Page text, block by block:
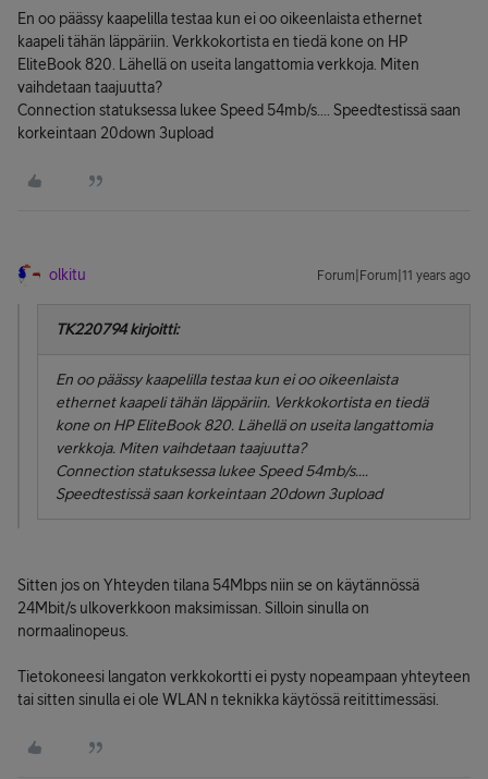
En oo päässy kaapelilla testaa kun ei oo oikeenlaista ethernet
kaapeli tähän läppäriin. Verkkokortista en tiedä kone on HP
EliteBook 820. Lähellä on useita langattomia verkkoja. Miten
vaihdetaan taajuutta?
Connection statuksessa lukee Speed 54mb/s.... Speedtestissä saan
korkeintaan 20down 3upload
olkitu Forum|Forum|11 years ago
TK220794 kirjoitti:
En oo päässy kaapelilla testaa kun ei oo oikeenlaista
ethernet kaapeli tähän läppäriin. Verkkokortista en tiedä
kone on HP EliteBook 820. Lähellä on useita langattomia
verkkoja. Miten vaihdetaan taajuutta?
Connection statuksessa lukee Speed 54mb/s....
Speedtestissä saan korkeintaan 20down 3upload
Sitten jos on Yhteyden tilana 54Mbps niin se on käytännössä
24Mbit/s ulkoverkkoon maksimissan. Silloin sinulla on
normaalinopeus.
Tietokoneesi langaton verkkokortti ei pysty nopeampaan yhteyteen
tai sitten sinulla ei ole WLAN n teknikka käytössä reitittimessäsi.